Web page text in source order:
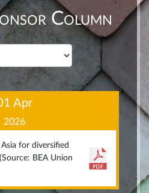
Column
Apr
2026
for diversified
BEA Union